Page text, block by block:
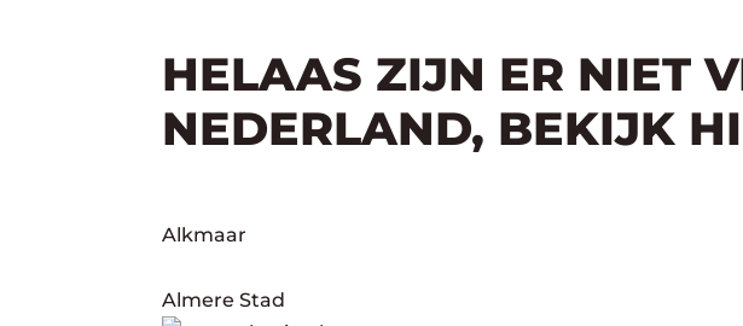
HELAAS ZIJN ER NIET
NEDERLAND, BEKIJK
Alkmaar
Almere Stad